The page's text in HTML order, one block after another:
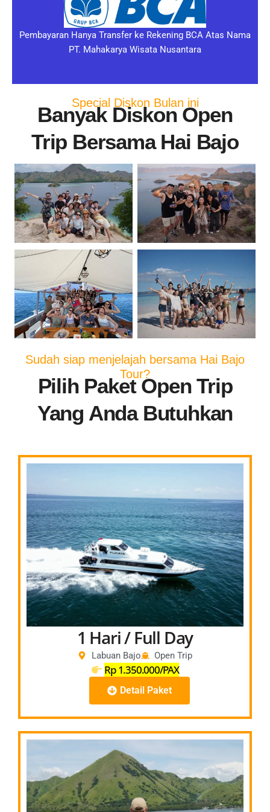
Pembayaran Hanya Transfer ke Rekening BCA Atas Nama
PT. Mahakarya Wisata Nusantara
Special Diskon Bulan ini
Banyak Diskon Open
Trip Bersama Hai Bajo
Sudah siap menjelajah bersama Hai Bajo
Tour?
Pilih Paket Open Trip
Yang Anda Butuhkan
1 Hari / Full Day
Labuan Bajo Open Trip
Rp 1.350.000/PAX
Detail Paket
06.30
Pick Up Hotel – Pelabuhan